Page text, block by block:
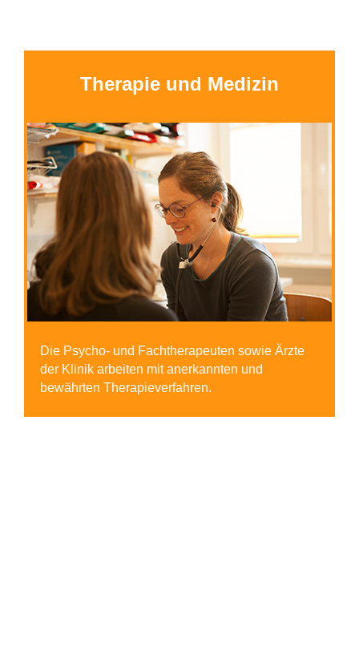
Therapie und Medizin
Die Psycho- und Fachtherapeuten sowie Ärzte
der Klinik arbeiten mit anerkannten und
bewährten Therapieverfahren.